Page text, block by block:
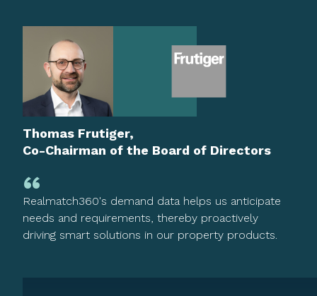
Thomas Frutiger,
Co-Chairman of the Board of Directors
Realmatch360's demand data helps us anticipate
needs and requirements, thereby proactively
driving smart solutions in our property products.